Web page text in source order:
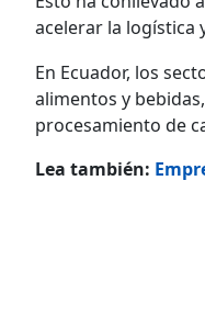
acelerar la logística
En Ecuador, los
alimentos y
procesamiento de
Lea también: